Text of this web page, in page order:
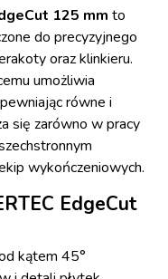
125 mm to
do precyzyjnego
oraz klinkieru.
umożliwia
równe i
się zarówno w pracy
wykończeniowych.
EdgeCut
kątem 45°